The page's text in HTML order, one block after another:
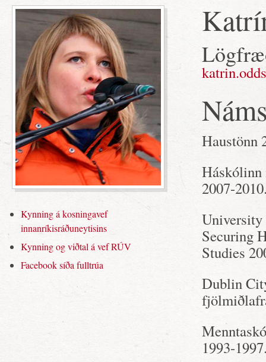
Kynning á kosningavef
innanríkisráðuneytisins
Kynning og viðtal á vef RÚV
Facebook síða fulltrúa
Haustönn
2007-
University
Securing
Studies
Dublin
1993-